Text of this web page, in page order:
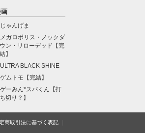
じゃんげま
メガロポリス・ノックダ
ウン・リローデッド【完
結】
ULTRA BLACK SHINE
ゲムトモ【完結】
ゲーみん*スパくん【打
ち切り？】
商取引法に基づく表記